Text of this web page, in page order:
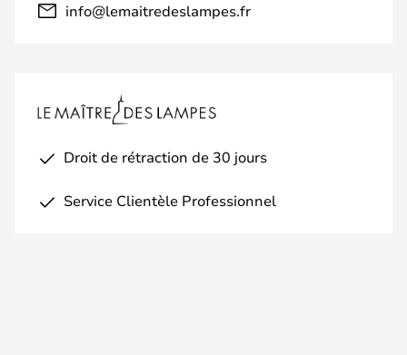
info@lemaitredeslampes.fr
Droit de rétraction de 30 jours
Service Clientèle Professionnel